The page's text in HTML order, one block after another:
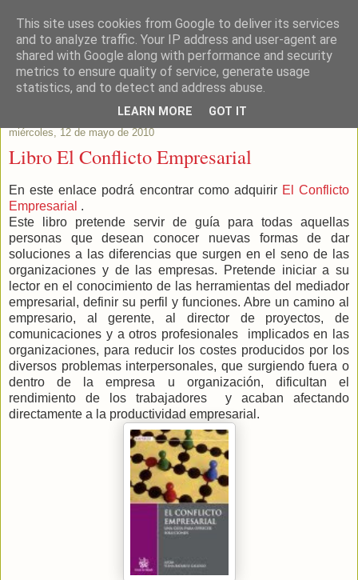
Este Vino Me Gusta
Vinos y más cosas
miércoles, 12 de mayo de 2010
Libro El Conflicto Empresarial
En este enlace podrá encontrar como adquirir El Conflicto
Empresarial .
Este libro pretende servir de guía para todas aquellas
personas que desean conocer nuevas formas de dar
soluciones a las diferencias que surgen en el seno de las
organizaciones y de las empresas. Pretende iniciar a su
lector en el conocimiento de las herramientas del mediador
empresarial, definir su perfil y funciones. Abre un camino al
empresario, al gerente, al director de proyectos, de
comunicaciones y a otros profesionales implicados en las
organizaciones, para reducir los costes producidos por los
diversos problemas interpersonales, que surgiendo fuera o
dentro de la empresa u organización, dificultan el
rendimiento de los trabajadores y acaban afectando
directamente a la productividad empresarial.
This site uses cookies from Google to deliver its services
and to analyze traffic. Your IP address and user-agent are
shared with Google along with performance and security
metrics to ensure quality of service, generate usage
statistics, and to detect and address abuse.
LEARN MORE GOT IT